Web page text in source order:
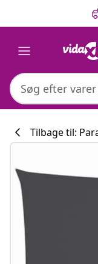
Tilbage til: